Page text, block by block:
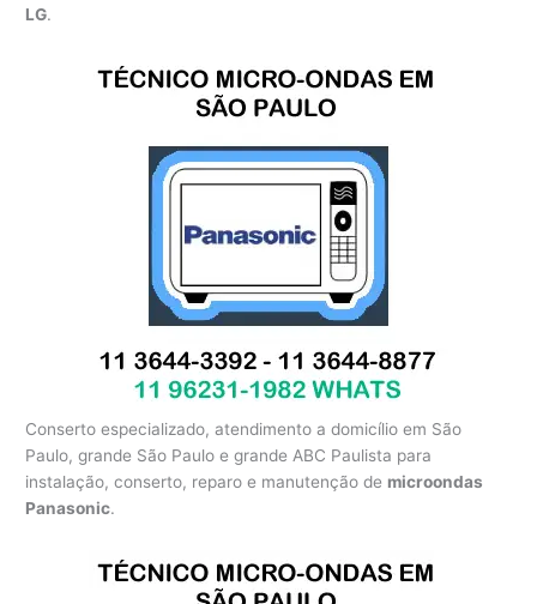
LG.
Conserto especializado, atendimento a domicílio em São
Paulo, grande São Paulo e grande ABC Paulista para
instalação, conserto, reparo e manutenção de microondas
Panasonic.